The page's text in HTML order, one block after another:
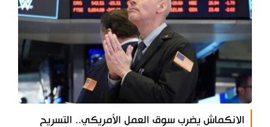
الانكماش يضرب سوق العمل الأمريكي.. التسريح